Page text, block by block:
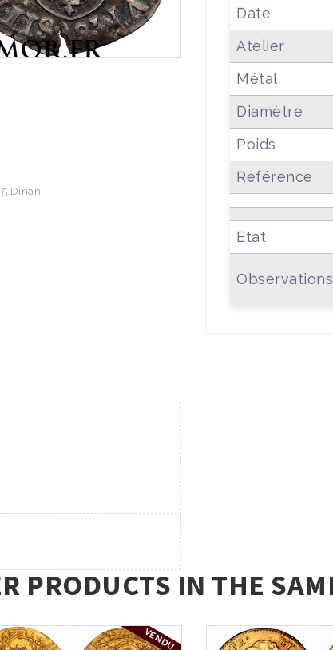
Dinan
Date
Atelier
Métal
Diamètre
Poids
Référence
Etat
Observations
PRODUCTS IN THE
VENDU